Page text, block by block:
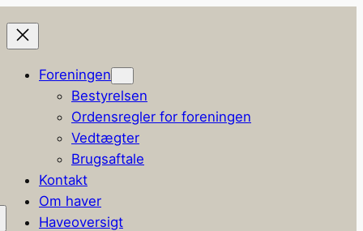
Foreningen
Bestyrelsen
Ordensregler for foreningen
Vedtægter
Brugsaftale
Kontakt
Om haver
Haveoversigt